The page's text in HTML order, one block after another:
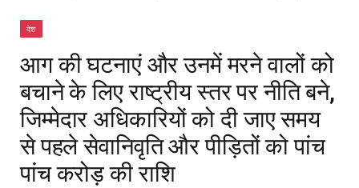
देश
आग की घटनाएं और उनमें मरने वालों को
बचाने के लिए राष्ट्रीय स्तर पर नीति बने,
जिम्मेदार अधिकारियों को दी जाए समय
से पहले सेवानिवृति और पीड़ितों को पांच
पांच करोड़ की राशि